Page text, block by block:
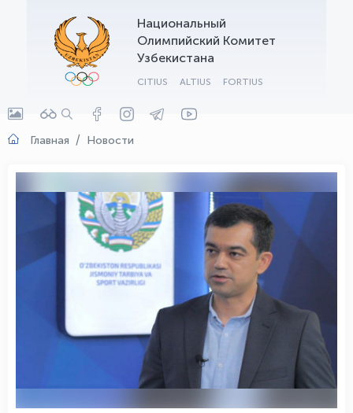
Национальный
Олимпийский Комитет
Узбекистана
CITIUS ALTIUS FORTIUS
Главная Новости
OLYMPCHIK AI - yordamchi
Онлайн · olympic.uz